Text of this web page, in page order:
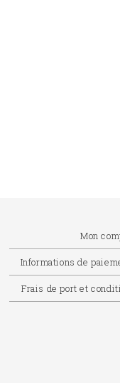
Mon
Informations de
Frais de port et